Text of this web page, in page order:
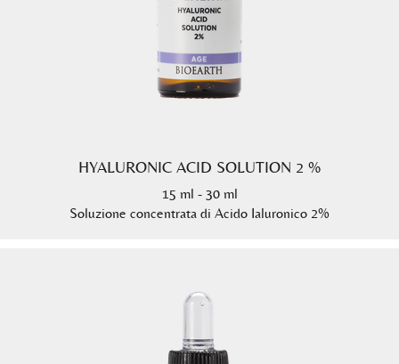
HYALURONIC ACID SOLUTION 2 %
15 ml - 30 ml
Soluzione concentrata di Acido Ialuronico 2%